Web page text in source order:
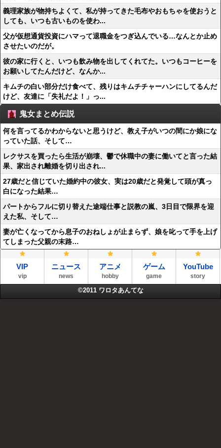
義理家族が物持ちよくて、私が持ってきた毛布やおもちゃを使おうと
しても、いつも古いものを使わ...
父が仮想通貨投資にハマって退職金をつぎ込んでいる…なんとか止め
させたいのだが。
彼の家に行くと、いつも飲み物を出してくれてた。いつもコーヒーを
お願いしてたんだけど、なんか...
キムチの白い部分だけ食べて、残りはキムチチャーハンにしてるんだ
けど、友達に「失礼だよ！」っ...
鬼女まとめ伝説
何を言ってるかわからないと思うけど、教え子がいつの間にか娘にな
っていた話、そして…
レクサスを買ったら生活が崩壊、鬱で休職中の妻に働いてと言った結
果、家出され離婚を切り出され...
27歳だと信じていた婚約中の彼女、実は20歳だと発覚して頭が真っ
白になった結果…
パートからフルに切り替えた途端仕事と説教の嵐、3日目で限界を迎
えた私、そして…
妻が亡くなってから息子のおねしょが止まらず、娘を叱って手を上げ
てしまった父親の末路…
VIP
vip
ニュース
news
アニメ
hobby
ゲーム
game
YouTube
story
©2011 ワロタあんてな